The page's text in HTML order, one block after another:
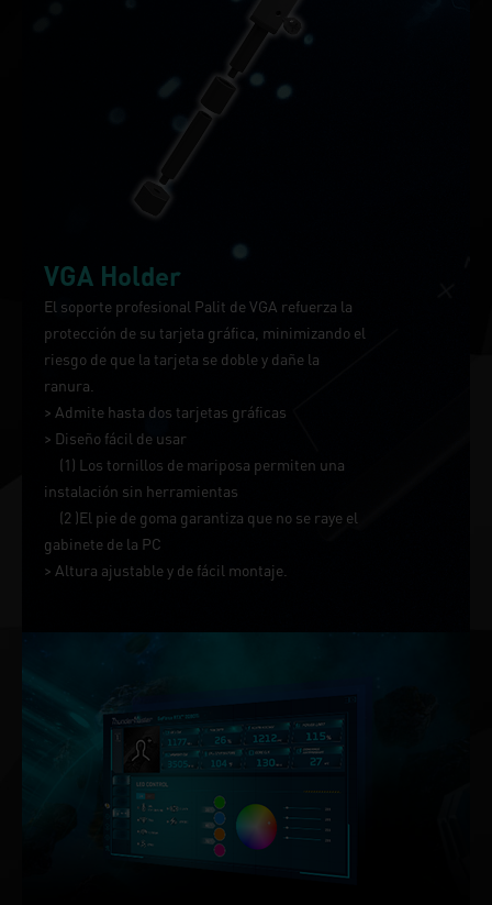
VGA Holder
El soporte profesional Palit de VGA refuerza la
protección de su tarjeta gráfica, minimizando el
riesgo de que la tarjeta se doble y dañe la
ranura.
> Admite hasta dos tarjetas gráficas
> Diseño fácil de usar
(1) Los tornillos de mariposa permiten una
instalación sin herramientas
(2 )El pie de goma garantiza que no se raye el
gabinete de la PC
> Altura ajustable y de fácil montaje.